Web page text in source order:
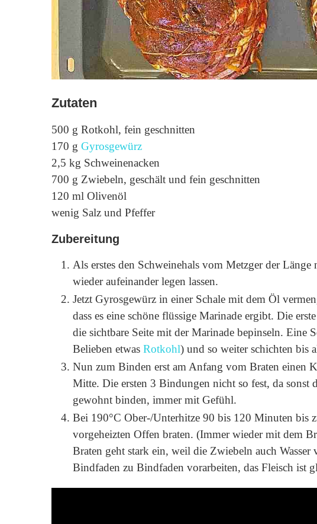
Zutaten
500 g Rotkohl, fein geschnitten
170 g Gyrosgewürz
2,5 kg Schweinenacken
700 g Zwiebeln, geschält und fein geschnitten
120 ml Olivenöl
wenig Salz und Pfeffer
Zubereitung
Als erstes den Schweinehals vom Metzger der
wieder aufeinander legen lassen.
Jetzt Gyrosgewürz in einer Schale mit dem Öl
dass es eine schöne flüssige Marinade ergibt. Die
die sichtbare Seite mit der Marinade bepinseln. Eine
Belieben etwas Rotkohl) und so weiter schichten bis
Nun zum Binden erst am Anfang vom Braten einen
Mitte. Die ersten 3 Bindungen nicht so fest, da
gewohnt binden, immer mit Gefühl.
Bei 190°C Ober-/Unterhitze 90 bis 120 Minuten bis
vorgeheizten Offen braten. (Immer wieder mit dem
Braten geht stark ein, weil die Zwiebeln auch
Bindfaden zu Bindfaden vorarbeiten, das Fleisch ist